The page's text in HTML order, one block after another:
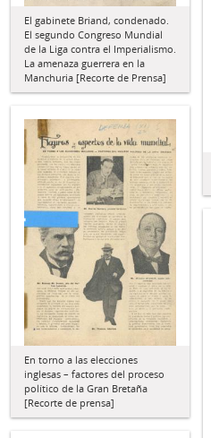
El gabinete Briand, condenado.
El segundo Congreso Mundial
de la Liga contra el Imperialismo.
La amenaza guerrera en la
Manchuria [Recorte de Prensa]
En torno a las elecciones
inglesas – factores del proceso
político de la Gran Bretaña
[Recorte de prensa]